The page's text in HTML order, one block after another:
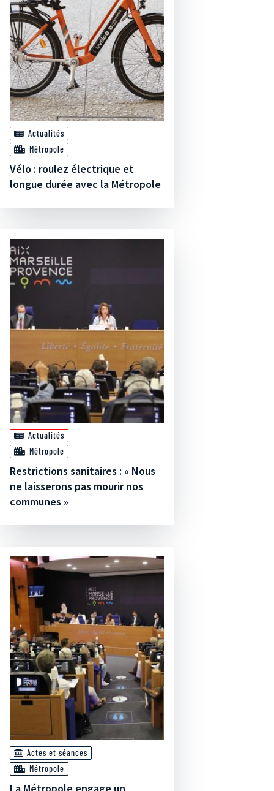
Actualités
Métropole
Vélo : roulez électrique et
longue durée avec la Métropole
Actualités
Métropole
Restrictions sanitaires : « Nous
ne laisserons pas mourir nos
communes »
Actes et séances
Métropole